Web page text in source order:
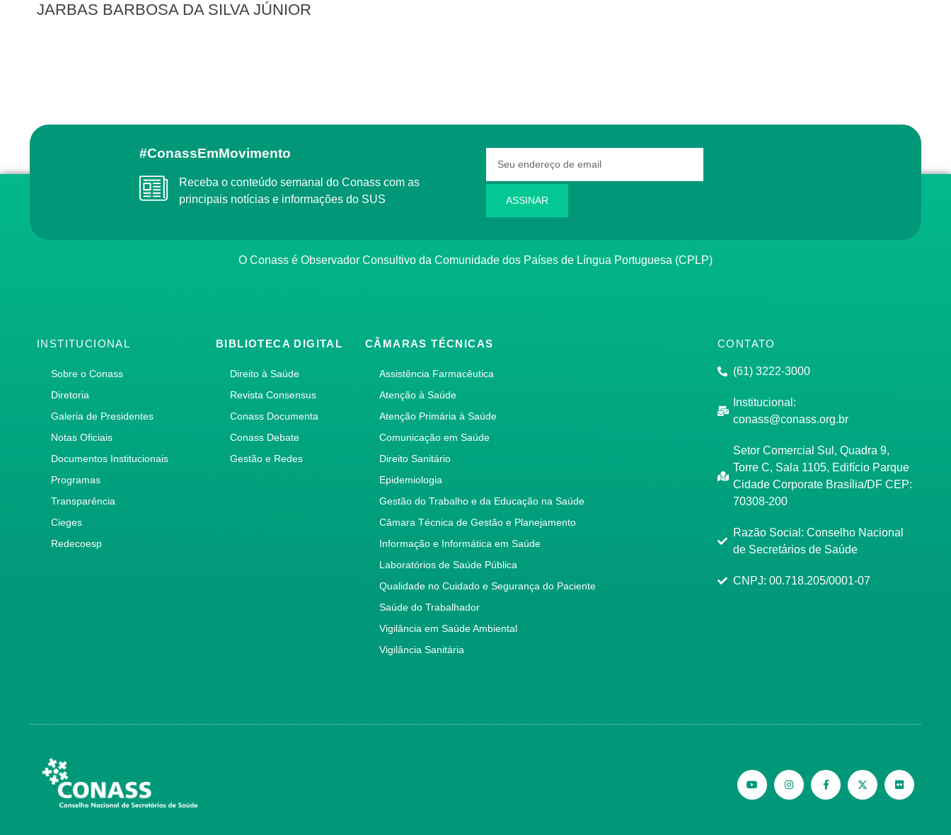
JARBAS BARBOSA DA SILVA JÚNIOR
#ConassEmMovimento
Receba o conteúdo semanal do Conass com as
principais notícias e informações do SUS
ASSINAR
O Conass é Observador Consultivo da Comunidade dos Países de Língua Portuguesa (CPLP)
INSTITUCIONAL
Sobre o Conass
Diretoria
Galeria de Presidentes
Notas Oficiais
Documentos Institucionais
Programas
Transparência
Cieges
Redecoesp
BIBLIOTECA DIGITAL
Direito à Saúde
Revista Consensus
Conass Documenta
Conass Debate
Gestão e Redes
CÂMARAS TÉCNICAS
Assistência Farmacêutica
Atenção à Saúde
Atenção Primária à Saúde
Comunicação em Saúde
Direito Sanitário
Epidemiologia
Gestão do Trabalho e da Educação na Saúde
Câmara Técnica de Gestão e Planejamento
Informação e Informática em Saúde
Laboratórios de Saúde Pública
Qualidade no Cuidado e Segurança do Paciente
Saúde do Trabalhador
Vigilância em Saúde Ambiental
Vigilância Sanitária
CONTATO
(61) 3222-3000
Institucional:
conass@conass.org.br
Setor Comercial Sul, Quadra 9,
Torre C, Sala 1105, Edifício Parque
Cidade Corporate Brasília/DF CEP:
70308-200
Razão Social: Conselho Nacional
de Secretários de Saúde
CNPJ: 00.718.205/0001-07